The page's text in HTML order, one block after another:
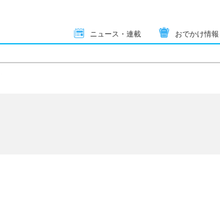
ニュース・連載 おでかけ情報